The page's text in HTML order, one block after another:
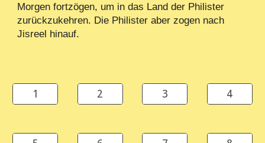
Morgen fortzögen, um in das Land der Philister
zurückzukehren. Die Philister aber zogen nach
Jisreel hinauf.
1 2 3 4